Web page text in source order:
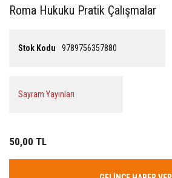
Roma Hukuku Pratik Çalışmalar
Stok Kodu 9789756357880
Sayram Yayınları
50,00 TL